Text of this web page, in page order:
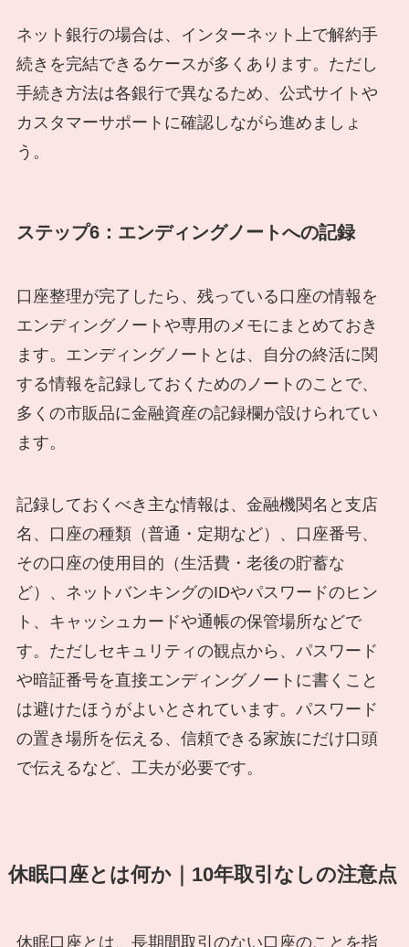
ネット銀行の場合は、インターネット上で解約手
続きを完結できるケースが多くあります。ただし
手続き方法は各銀行で異なるため、公式サイトや
カスタマーサポートに確認しながら進めましょ
う。
ステップ6：エンディングノートへの記録
口座整理が完了したら、残っている口座の情報を
エンディングノートや専用のメモにまとめておき
ます。エンディングノートとは、自分の終活に関
する情報を記録しておくためのノートのことで、
多くの市販品に金融資産の記録欄が設けられてい
ます。
記録しておくべき主な情報は、金融機関名と支店
名、口座の種類（普通・定期など）、口座番号、
その口座の使用目的（生活費・老後の貯蓄な
ど）、ネットバンキングのIDやパスワードのヒン
ト、キャッシュカードや通帳の保管場所などで
す。ただしセキュリティの観点から、パスワード
や暗証番号を直接エンディングノートに書くこと
は避けたほうがよいとされています。パスワード
の置き場所を伝える、信頼できる家族にだけ口頭
で伝えるなど、工夫が必要です。
休眠口座とは何か｜10年取引なしの注意点
休眠口座とは、長期間取引のない口座のことを指